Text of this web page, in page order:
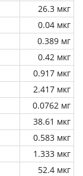
26.3 мкг
0.04 мкг
0.389 мг
0.42 мкг
0.917 мкг
2.417 мкг
0.0762 мг
38.61 мкг
0.583 мкг
1.333 мкг
52.4 мкг